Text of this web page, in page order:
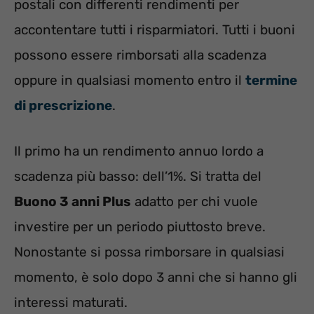
postali con differenti rendimenti per
accontentare tutti i risparmiatori. Tutti i buoni
possono essere rimborsati alla scadenza
oppure in qualsiasi momento entro il termine
di prescrizione.
Il primo ha un rendimento annuo lordo a
scadenza più basso: dell’1%. Si tratta del
Buono 3 anni Plus adatto per chi vuole
investire per un periodo piuttosto breve.
Nonostante si possa rimborsare in qualsiasi
momento, è solo dopo 3 anni che si hanno gli
interessi maturati.